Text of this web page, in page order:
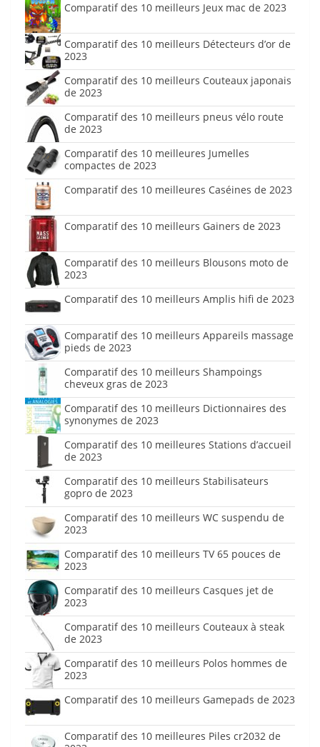
Comparatif des 10 meilleurs Jeux mac de 2023
Comparatif des 10 meilleurs Détecteurs d’or de
2023
Comparatif des 10 meilleurs Couteaux japonais
de 2023
Comparatif des 10 meilleurs pneus vélo route
de 2023
Comparatif des 10 meilleures Jumelles
compactes de 2023
Comparatif des 10 meilleures Caséines de 2023
Comparatif des 10 meilleurs Gainers de 2023
Comparatif des 10 meilleurs Blousons moto de
2023
Comparatif des 10 meilleurs Amplis hifi de 2023
Comparatif des 10 meilleurs Appareils massage
pieds de 2023
Comparatif des 10 meilleurs Shampoings
cheveux gras de 2023
Comparatif des 10 meilleurs Dictionnaires des
synonymes de 2023
Comparatif des 10 meilleures Stations d’accueil
de 2023
Comparatif des 10 meilleurs Stabilisateurs
gopro de 2023
Comparatif des 10 meilleurs WC suspendu de
2023
Comparatif des 10 meilleurs TV 65 pouces de
2023
Comparatif des 10 meilleurs Casques jet de
2023
Comparatif des 10 meilleurs Couteaux à steak
de 2023
Comparatif des 10 meilleurs Polos hommes de
2023
Comparatif des 10 meilleurs Gamepads de 2023
Comparatif des 10 meilleures Piles cr2032 de